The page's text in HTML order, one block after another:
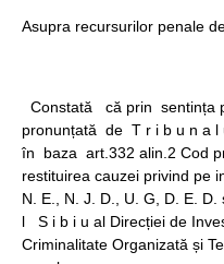
Asupra recursurilor penale
Constată că prin sentința
pronunțată de T r i b u n a
în baza art.332 alin.2 Cod
restituirea cauzei privind pe
N. E., N. J. D., U. G, D. E.
l S i b i u al Direcției de
Criminalitate Organizată și